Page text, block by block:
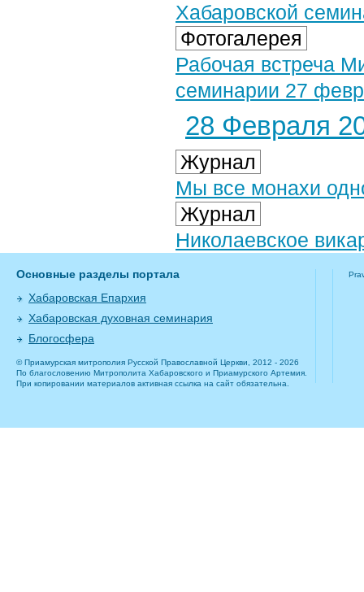
Хабаровской
Фотогалерея
Рабочая встреча
семинарии 27
28 Февраля
Журнал
Мы все монахи
Журнал
Николаевское
Основные разделы портала
Хабаровская Епархия
Хабаровская духовная семинария
Блогосфера
© Приамурская митрополия Русской Православной Церкви, 2012 - 2026
По благословению Митрополита Хабаровского и Приамурского Артемия.
При копировании материалов активная ссылка на сайт обязательна.